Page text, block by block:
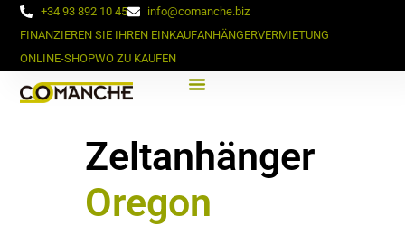
+34 93 892 10 45
info@comanche.biz
FINANZIEREN SIE IHREN EINKAUFANHÄNGERVERMIETUNG
ONLINE-SHOPWO ZU KAUFEN
Zeltanhänger
Oregon